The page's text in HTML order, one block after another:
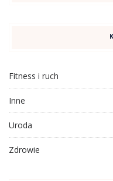
Fitness i ruch
Inne
Uroda
Zdrowie